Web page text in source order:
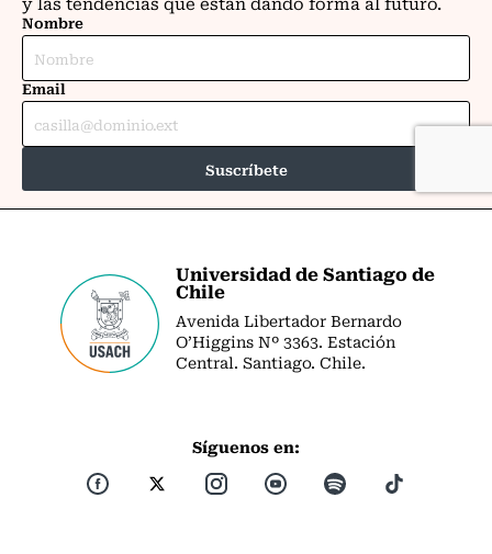
Universidad de Santiago de
Chile
Avenida Libertador Bernardo
O’Higgins Nº 3363. Estación
Central. Santiago. Chile.
Síguenos en: